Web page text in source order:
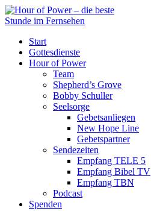
Start
Gottesdienste
Hour of Power
Team
Shepherd’s Grove
Bobby Schuller
Seelsorge
Gebetsanliegen
New Hope Line
Gebetspartner
Sendezeiten
Empfang TELE 5
Empfang Bibel TV
Empfang TBN
Podcast
Spenden